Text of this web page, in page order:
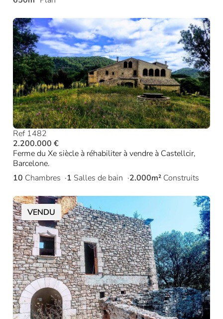
Ref 1482
2.200.000 €
Ferme du Xe siècle à réhabiliter à vendre à Castellcir,
Barcelone.
10 Chambres 1 Salles de bain 2.000m² Construits
VENDU